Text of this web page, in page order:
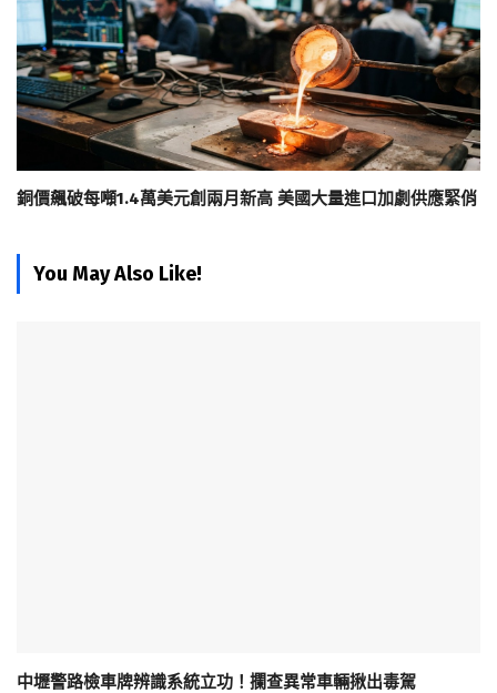
銅價飆破每噸1.4萬美元創兩月新高 美國大量進口加劇供應緊俏
You May Also Like!
中壢警路檢車牌辨識系統立功！攔查異常車輛揪出毒駕